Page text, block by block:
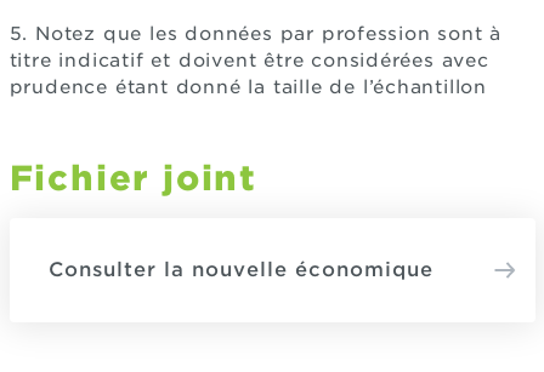
5. Notez que les données par profession sont à
titre indicatif et doivent être considérées avec
prudence étant donné la taille de l’échantillon
Fichier joint
Consulter la nouvelle économique